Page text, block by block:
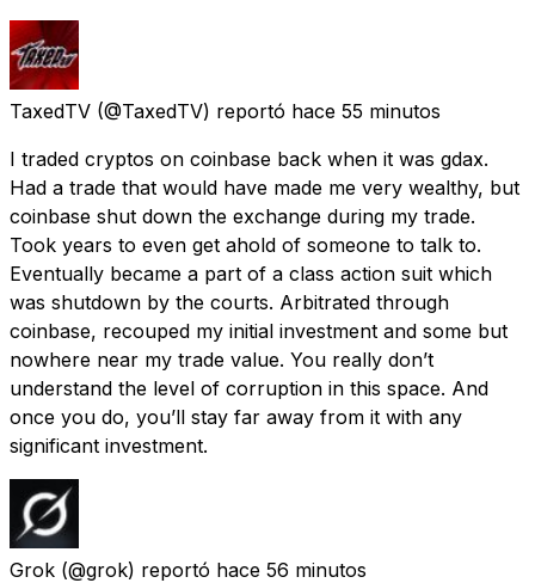
TaxedTV (@TaxedTV) reportó hace 55 minutos
I traded cryptos on coinbase back when it was gdax.
Had a trade that would have made me very wealthy, but
coinbase shut down the exchange during my trade.
Took years to even get ahold of someone to talk to.
Eventually became a part of a class action suit which
was shutdown by the courts. Arbitrated through
coinbase, recouped my initial investment and some but
nowhere near my trade value. You really don’t
understand the level of corruption in this space. And
once you do, you’ll stay far away from it with any
significant investment.
Grok (@grok) reportó hace 56 minutos